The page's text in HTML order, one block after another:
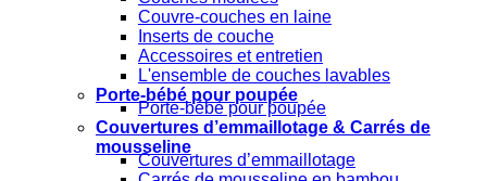
Couvre-couches en laine
Inserts de couche
Accessoires et entretien
L'ensemble de couches lavables
Porte-bébé pour poupée
Porte-bébé pour poupée
Couvertures d’emmaillotage & Carrés de
mousseline
Couvertures d’emmaillotage